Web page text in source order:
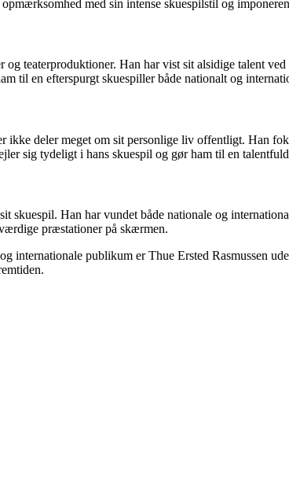
med sin intense skuespilstil og
teaterproduktioner. Han har vist sit alsidige talent
til en efterspurgt skuespiller både nationalt og
ikke deler meget om sit personlige liv offentligt. Han
sig tydeligt i hans skuespil og gør ham til en
skuespil. Han har vundet både nationale og
præstationer på skærmen.
publikum er Thue Ersted Rasmussen